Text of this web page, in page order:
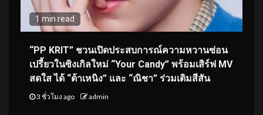
1 min read
“PP KRIT” ชวนเปิดประสบการณ์ความหวานซ่อน
เปรี้ยวในซิงเกิลใหม่ “Your Candy” พร้อมเสิร์ฟ MV
สดใส ได้ “ต้าเหนิง” และ “ณิชา” ร่วมเติมสีสัน
3 ชั่วโมง ago admin